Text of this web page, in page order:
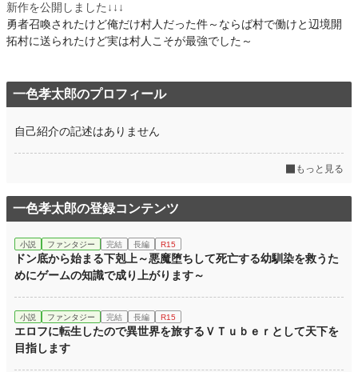
新作を公開しました↓↓↓
勇者召喚されたけど俺だけ村人だった件～ならば村で働けと辺境開
拓村に送られたけど実は村人こそが最強でした～
一色孝太郎のプロフィール
自己紹介の記述はありません
もっと見る
一色孝太郎の登録コンテンツ
小説 ファンタジー 完結 長編 R15
ドン底から始まる下剋上～悪魔堕ちして死亡する幼馴染を救うた
めにゲームの知識で成り上がります～
小説 ファンタジー 完結 長編 R15
エロフに転生したので異世界を旅するＶＴｕｂｅｒとして天下を
目指します